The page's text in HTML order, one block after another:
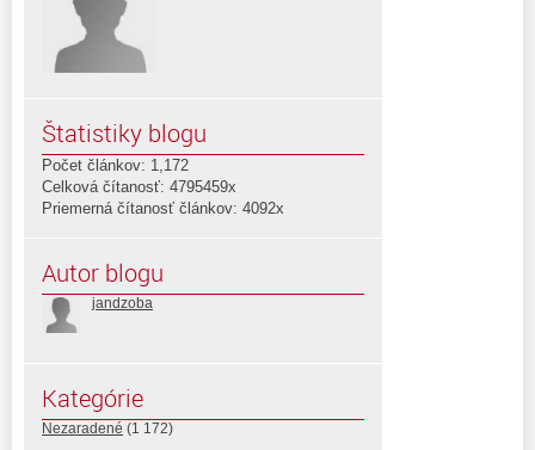
Štatistiky blogu
Počet článkov: 1,172
Celková čítanosť: 4795459x
Priemerná čítanosť článkov: 4092x
Autor blogu
jandzoba
Kategórie
Nezaradené (1 172)